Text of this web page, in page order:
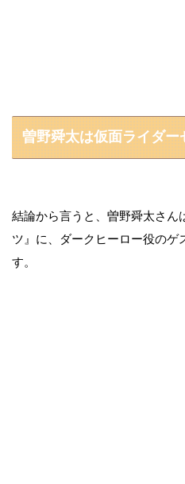
曽野舜太は仮面ライダー
結論から言うと、曽野舜太さん
ツ』に、ダークヒーロー役のゲ
す。